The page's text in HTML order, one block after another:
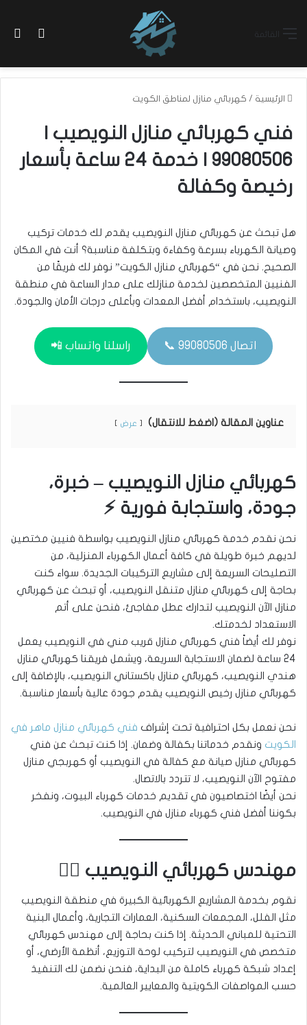
الوضع
الرئيسية / كهربائي منازل لمناطق الكويت
فني كهربائي منازل النويصيب |
99080506 | خدمة 24 ساعة بأسعار
رخيصة وكفالة
هل تبحث عن كهربائي منازل النويصيب يقدم لك خدمات تركيب
وصيانة الكهرباء بسرعة وكفاءة وبتكلفة مناسبة؟ أنت في المكان
الصحيح. نحن في “كهربائي منازل الكويت” نوفر لك فريقًا من
الفنيين المتخصصين لخدمة منازلك على مدار الساعة في منطقة
النويصيب، باستخدام أفضل المعدات وبأعلى درجات الأمان والجودة.
اتصال 99080506 📞 راسلنا واتساب 📲
عناوين المقالة (اضغط للانتقال) عرض
كهربائي منازل النويصيب – خبرة،
جودة، واستجابة فورية ⚡
نحن نقدم خدمة كهربائي منازل النويصيب بواسطة فنيين مختصين
لديهم خبرة طويلة في كافة أعمال الكهرباء المنزلية، من
التصليحات السريعة إلى مشاريع التركيبات الجديدة. سواء كنت
بحاجة إلى كهربائي منازل متنقل النويصيب، أو تبحث عن كهربائي
منازل الآن النويصيب لتدارك عطل مفاجئ، فنحن على أتم
الاستعداد لخدمتك.
نوفر لك أيضاً فني كهربائي منازل قريب مني في النويصيب يعمل
24 ساعة لضمان الاستجابة السريعة، ويشمل فريقنا كهربائي منازل
هندي النويصيب، كهربائي منازل باكستاني النويصيب، بالإضافة إلى
كهربائي منازل رخيص النويصيب يقدم جودة عالية بأسعار مناسبة.
نحن نعمل بكل احترافية تحت إشراف فني كهربائي منازل ماهر في
الكويت ونقدم خدماتنا بكفالة وضمان. إذا كنت تبحث عن فني
كهربائي منازل صيانة مع كفالة في النويصيب أو كهربجي منازل
مفتوح الآن النويصيب، لا تتردد بالاتصال.
نحن أيضًا اختصاصيون في تقديم خدمات كهرباء البيوت، ونفخر
بكوننا أفضل فني كهرباء منازل في النويصيب.
مهندس كهربائي النويصيب 👷‍♂️
نقوم بخدمة المشاريع الكهربائية الكبيرة في منطقة النويصيب
مثل الفلل، المجمعات السكنية، العمارات التجارية، وأعمال البنية
التحتية للمباني الحديثة. إذا كنت بحاجة إلى مهندس كهربائي
متخصص في النويصيب لتركيب لوحة التوزيع، أنظمة الأرضي، أو
إعداد شبكة كهرباء كاملة من البداية، فنحن نضمن لك التنفيذ
حسب المواصفات الكويتية والمعايير العالمية.